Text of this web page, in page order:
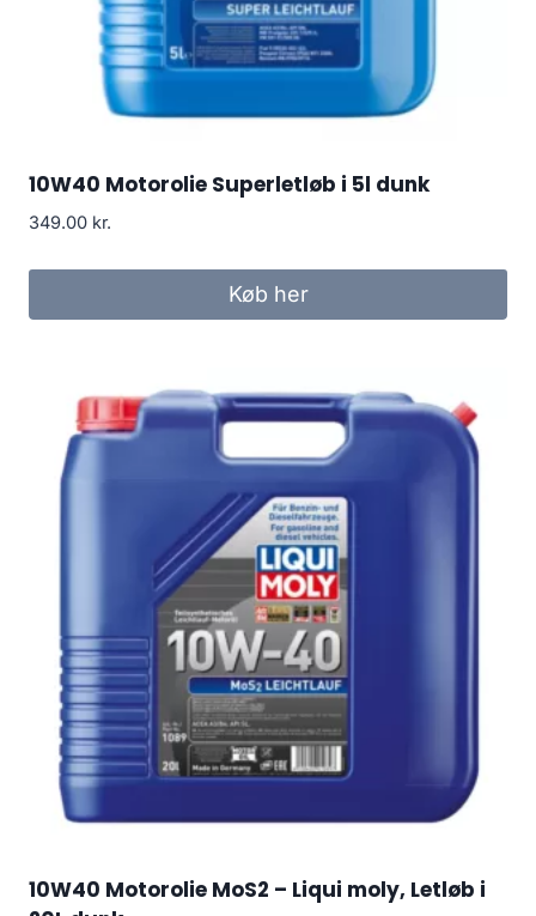
10W40 Motorolie Superletløb i 5l dunk
349.00 kr.
Køb her
10W40 Motorolie MoS2 – Liqui moly, Letløb i